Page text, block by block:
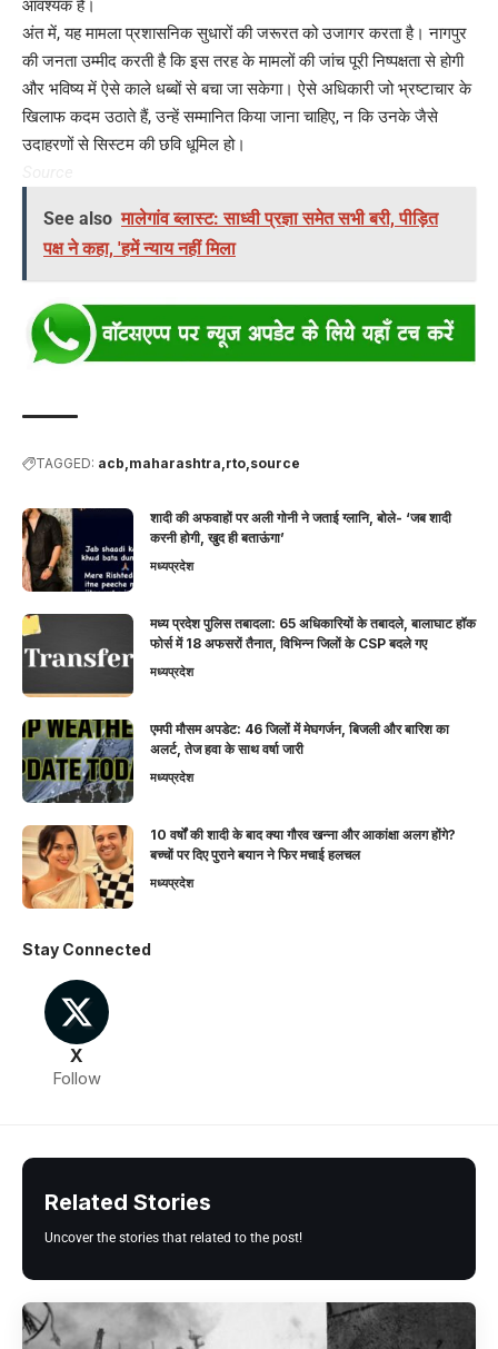
आवश्यक है।
अंत में, यह मामला प्रशासनिक सुधारों की जरूरत को उजागर करता है। नागपुर
की जनता उम्मीद करती है कि इस तरह के मामलों की जांच पूरी निष्पक्षता से होगी
और भविष्य में ऐसे काले धब्बों से बचा जा सकेगा। ऐसे अधिकारी जो भ्रष्टाचार के
खिलाफ कदम उठाते हैं, उन्हें सम्मानित किया जाना चाहिए, न कि उनके जैसे
उदाहरणों से सिस्टम की छवि धूमिल हो।
See also मालेगांव ब्लास्ट: साध्वी प्रज्ञा समेत सभी बरी, पीड़ित
पक्ष ने कहा, 'हमें न्याय नहीं मिला
TAGGED: acb maharashtra rto source
शादी की अफवाहों पर अली गोनी ने जताई ग्लानि, बोले- ‘जब शादी
करनी होगी, खुद ही बताऊंगा’
मध्यप्रदेश
मध्य प्रदेश पुलिस तबादला: 65 अधिकारियों के तबादले, बालाघाट हॉक
फोर्स में 18 अफसरों तैनात, विभिन्न जिलों के CSP बदले गए
मध्यप्रदेश
एमपी मौसम अपडेट: 46 जिलों में मेघगर्जन, बिजली और बारिश का
अलर्ट, तेज हवा के साथ वर्षा जारी
मध्यप्रदेश
10 वर्षों की शादी के बाद क्या गौरव खन्ना और आकांक्षा अलग होंगे?
बच्चों पर दिए पुराने बयान ने फिर मचाई हलचल
मध्यप्रदेश
Stay Connected
X
Follow
Related Stories
Uncover the stories that related to the post!